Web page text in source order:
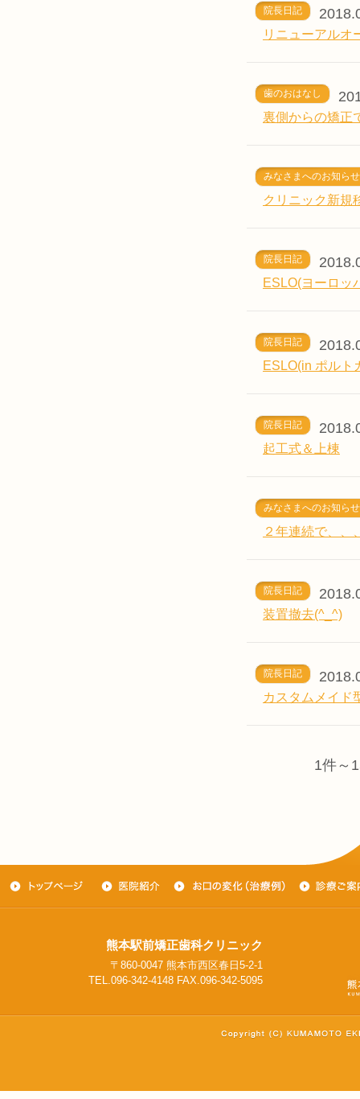
院長日記
リニューアル
歯のおはなし
裏側からの矯正
みなさまへのお知らせ
クリニック新規
院長日記
ESLO(ヨーロッ
院長日記
ESLO(in ポルト
院長日記
起工式＆上棟
みなさまへのお知らせ
２年連続で、、
院長日記
装置撤去(^_^)
院長日記
カスタムメイ
1件
熊本駅前矯正歯科クリニック
〒860-0047 熊本市西区春日5-2-1
TEL.096-342-4148 FAX.096-342-5095